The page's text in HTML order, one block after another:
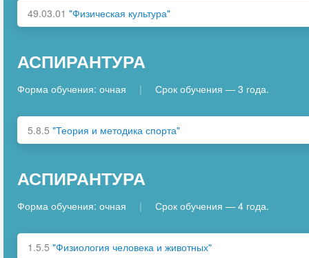
49.03.01 "Физическая культура"
АСПИРАНТУРА
Форма обучения: очная | Срок обучения — 3 года.
5.8.5 "Теория и методика спорта"
АСПИРАНТУРА
Форма обучения: очная | Срок обучения — 4 года.
1.5.5 "Физиология человека и животных"